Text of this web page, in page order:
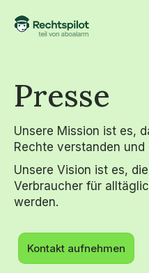
Presse
Unsere Mission ist es,
Rechte verstanden
Unsere Vision ist es,
Verbraucher für
werden.
Kontakt aufnehmen